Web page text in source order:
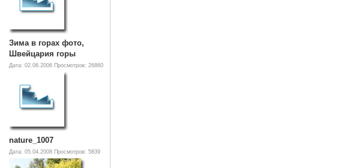
Зима в горах фото,
Швейцария горы
Дата: 02.08.2006 Просмотров: 26860
nature_1007
Дата: 05.04.2008 Просмотров: 5839